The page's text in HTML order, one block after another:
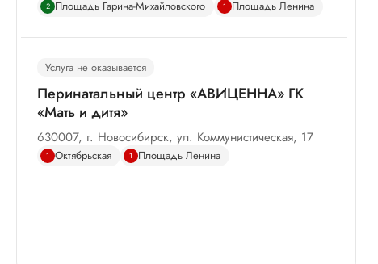
2 Площадь Гарина-Михайловского 1 Площадь Ленина
Услуга не оказывается
Перинатальный центр «АВИЦЕННА» ГК
«Мать и дитя»
630007, г. Новосибирск, ул. Коммунистическая, 17
1 Октябрьская 1 Площадь Ленина